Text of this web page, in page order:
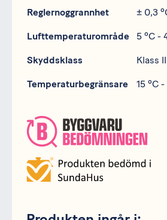
Reglernoggrannhet ± 0,3
Lufttemperaturområde 5 ºC -
Skyddsklass Klass II
Temperaturbegränsare 15 ºC